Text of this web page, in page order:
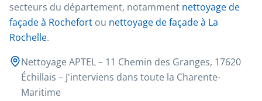
secteurs du département, notamment nettoyage de
façade à Rochefort ou nettoyage de façade à La
Rochelle.
Nettoyage APTEL – 11 Chemin des Granges, 17620
Échillais – J'interviens dans toute la Charente-
Maritime